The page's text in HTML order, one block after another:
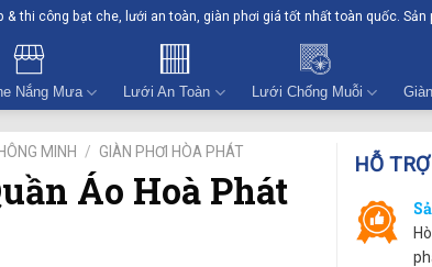
& thi công bạt che, lưới an toàn, giàn phơi giá tốt nhất toàn quốc.
Nắng Mưa Lưới An Toàn Lưới Chống Muỗi
MINH / GIÀN PHƠI HÒA PHÁT
Áo Hoà Phát
HỖ